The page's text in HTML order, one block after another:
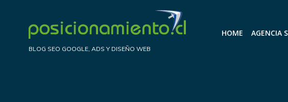
contenido
BLOG SEO GOOGLE, ADS Y DISEÑO WEB
HOME AGENCIA